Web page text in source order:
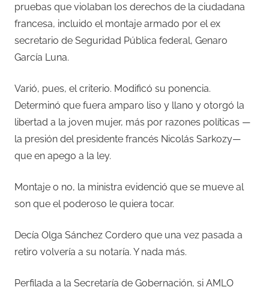
pruebas que violaban los derechos de la ciudadana
francesa, incluido el montaje armado por el ex
secretario de Seguridad Pública federal, Genaro
García Luna.
Varió, pues, el criterio. Modificó su ponencia.
Determinó que fuera amparo liso y llano y otorgó la
libertad a la joven mujer, más por razones políticas —
la presión del presidente francés Nicolás Sarkozy—
que en apego a la ley.
Montaje o no, la ministra evidenció que se mueve al
son que el poderoso le quiera tocar.
Decía Olga Sánchez Cordero que una vez pasada a
retiro volvería a su notaría. Y nada más.
Perfilada a la Secretaría de Gobernación, si AMLO